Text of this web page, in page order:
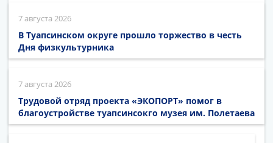
7 августа 2026
В Туапсинском округе прошло торжество в честь
Дня физкультурника
7 августа 2026
Трудовой отряд проекта «ЭКОПОРТ» помог в
благоустройстве туапсинсокго музея им. Полетаева